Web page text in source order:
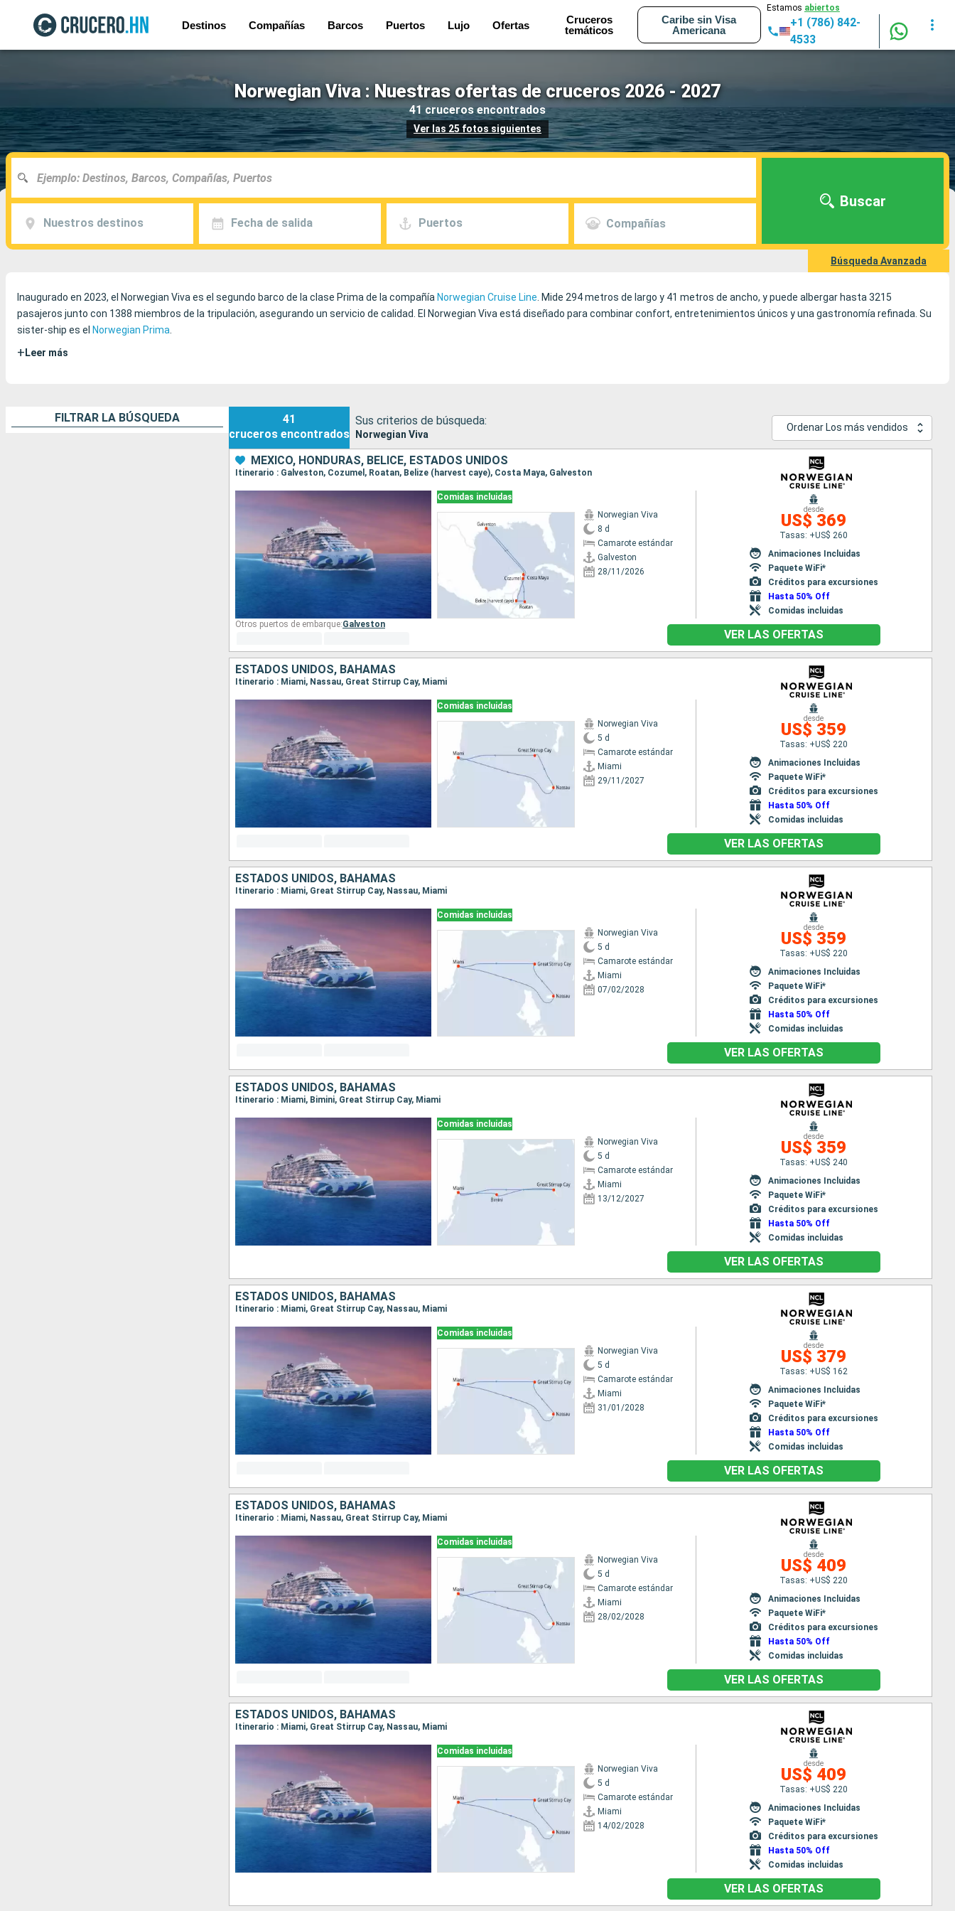
Destinos Compañías Barcos Puertos Lujo Ofertas
Cruceros
temáticos
Caribe sin Visa
Americana
Estamos abiertos
+1 (786) 842-
4533
Norwegian Viva : Nuestras ofertas de cruceros 2026 - 2027
41 cruceros encontrados
Ver las 25 fotos siguientes
Nuestros destinos Fecha de salida Puertos Compañías
Buscar
Búsqueda Avanzada
Inaugurado en 2023, el Norwegian Viva es el segundo barco de la clase Prima de la compañía Norwegian Cruise Line . Mide 294 metros de largo y 41 metros de ancho, y puede albergar hasta 3215
pasajeros junto con 1388 miembros de la tripulación, asegurando un servicio de calidad. El Norwegian Viva está diseñado para combinar confort, entretenimientos únicos y una gastronomía refinada. Su
sister-ship es el Norwegian Prima
+ Leer más
FILTRAR LA BÚSQUEDA
41
cruceros encontrados
Sus criterios de búsqueda:
Norwegian Viva
Ordenar Los más vendidos
MÉXICO, HONDURAS, BELICE, ESTADOS UNIDOS
Itinerario : Galveston, Cozumel, Roatan, Belize (harvest caye), Costa Maya, Galveston
Comidas incluidas
Norwegian Viva
8 d
Camarote estándar
Galveston
28/11/2026
desde
US$ 369
Tasas: +US$ 260
Animaciones Incluidas
Paquete WiFi*
Créditos para excursiones
Hasta 50% Off
Comidas incluidas
Otros puertos de embarque:Galveston
VER LAS OFERTAS
ESTADOS UNIDOS, BAHAMAS
Itinerario : Miami, Nassau, Great Stirrup Cay, Miami
Comidas incluidas
Norwegian Viva
5 d
Camarote estándar
Miami
29/11/2027
desde
US$ 359
Tasas: +US$ 220
Animaciones Incluidas
Paquete WiFi*
Créditos para excursiones
Hasta 50% Off
Comidas incluidas
VER LAS OFERTAS
ESTADOS UNIDOS, BAHAMAS
Itinerario : Miami, Great Stirrup Cay, Nassau, Miami
Comidas incluidas
Norwegian Viva
5 d
Camarote estándar
Miami
07/02/2028
desde
US$ 359
Tasas: +US$ 220
Animaciones Incluidas
Paquete WiFi*
Créditos para excursiones
Hasta 50% Off
Comidas incluidas
VER LAS OFERTAS
ESTADOS UNIDOS, BAHAMAS
Itinerario : Miami, Bimini, Great Stirrup Cay, Miami
Comidas incluidas
Norwegian Viva
5 d
Camarote estándar
Miami
13/12/2027
desde
US$ 359
Tasas: +US$ 240
Animaciones Incluidas
Paquete WiFi*
Créditos para excursiones
Hasta 50% Off
Comidas incluidas
VER LAS OFERTAS
ESTADOS UNIDOS, BAHAMAS
Itinerario : Miami, Great Stirrup Cay, Nassau, Miami
Comidas incluidas
Norwegian Viva
5 d
Camarote estándar
Miami
31/01/2028
desde
US$ 379
Tasas: +US$ 162
Animaciones Incluidas
Paquete WiFi*
Créditos para excursiones
Hasta 50% Off
Comidas incluidas
VER LAS OFERTAS
ESTADOS UNIDOS, BAHAMAS
Itinerario : Miami, Nassau, Great Stirrup Cay, Miami
Comidas incluidas
Norwegian Viva
5 d
Camarote estándar
Miami
28/02/2028
desde
US$ 409
Tasas: +US$ 220
Animaciones Incluidas
Paquete WiFi*
Créditos para excursiones
Hasta 50% Off
Comidas incluidas
VER LAS OFERTAS
ESTADOS UNIDOS, BAHAMAS
Itinerario : Miami, Great Stirrup Cay, Nassau, Miami
Comidas incluidas
Norwegian Viva
5 d
Camarote estándar
Miami
14/02/2028
desde
US$ 409
Tasas: +US$ 220
Animaciones Incluidas
Paquete WiFi*
Créditos para excursiones
Hasta 50% Off
Comidas incluidas
VER LAS OFERTAS